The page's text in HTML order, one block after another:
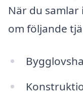
När du
om följande